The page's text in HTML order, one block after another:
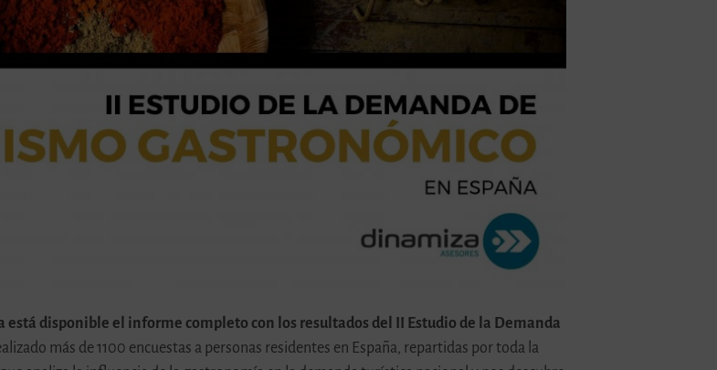
está disponible el informe completo con los resultados del II Estudio de la Demanda
más de 1100 encuestas a personas residentes en España, repartidas por toda la